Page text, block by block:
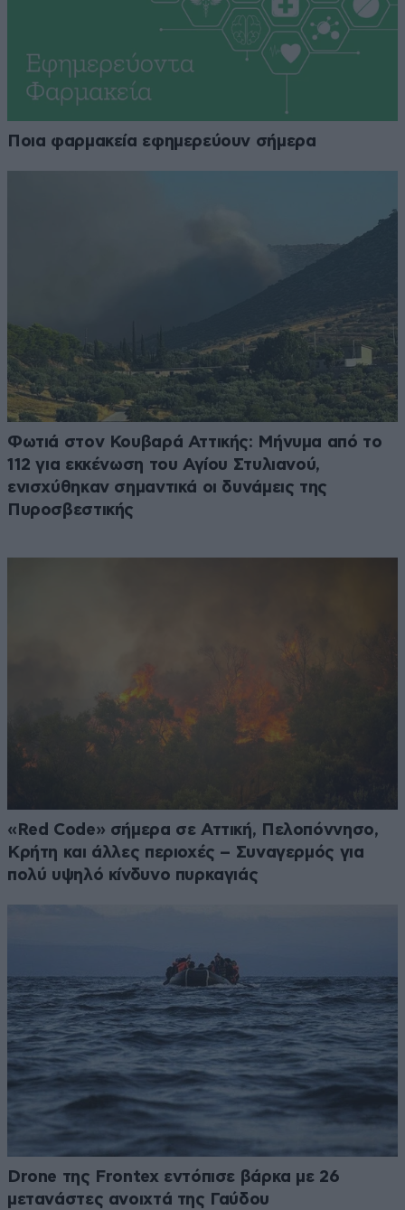
Ποια φαρμακεία εφημερεύουν σήμερα
Φωτιά στον Κουβαρά Αττικής: Μήνυμα από το
112 για εκκένωση του Αγίου Στυλιανού,
ενισχύθηκαν σημαντικά οι δυνάμεις της
Πυροσβεστικής
«Red Code» σήμερα σε Αττική, Πελοπόννησο,
Κρήτη και άλλες περιοχές – Συναγερμός για
πολύ υψηλό κίνδυνο πυρκαγιάς
Drone της Frontex εντόπισε βάρκα με 26
μετανάστες ανοιχτά της Γαύδου